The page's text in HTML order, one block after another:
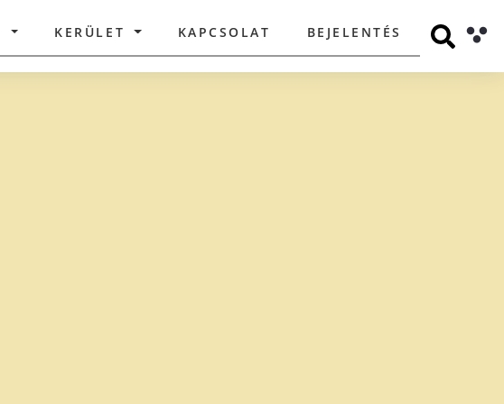
KERÜLET KAPCSOLAT BEJELENTÉS